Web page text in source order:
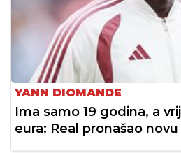
YANN DIOMANDE
Ima samo 19 godina, a
eura: Real pronašao